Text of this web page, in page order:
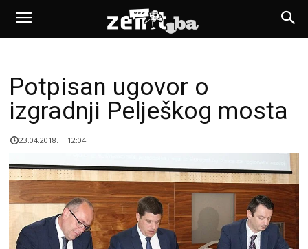
Potpisan ugovor o
izgradnji Pelješkog mosta
23.04.2018. | 12:04